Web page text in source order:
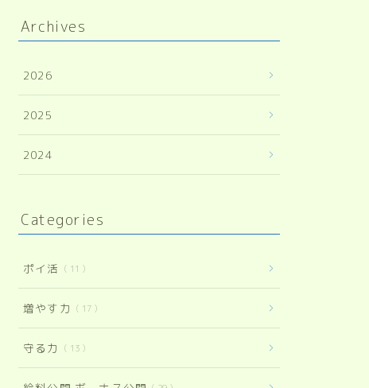
Archives
2026
2025
2024
Categories
ポイ活 11
増やす力 17
守る力 13